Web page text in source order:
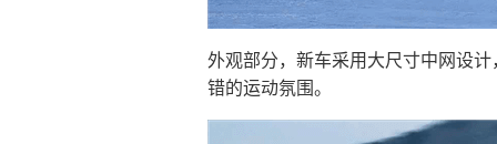
外观部分，新车采用大尺寸中网设
错的运动氛围。